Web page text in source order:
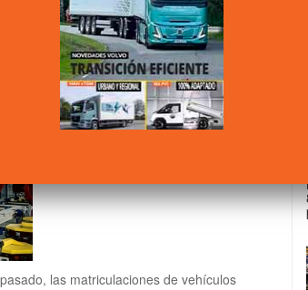
aumentan en el
las matriculaciones de vehículos